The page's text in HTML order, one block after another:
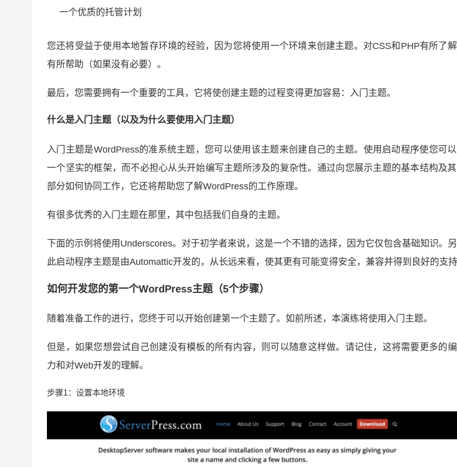
一个优质的托管计划
您还将受益于使用本地暂存环境的经验，因为您将使用一个环境来创建主题。对CSS和 PHP有所了
有所帮助（如果没有必要）。
最后，您需要拥有一个重要的工具，它将使创建主题的过程变得更加容易：入门主题。
什么是入门主题（以及为什么要使用入门主题）
入门主题是WordPress的准系统主题，您可以使用该主题来创建自己的主题。使用启动程序使您可
一个坚实的框架，而不必担心从头开始编写主题所涉及的复杂性。通过向您展示主题的基本结构及
部分如何协同工作，它还将帮助您了解WordPress的工作原理。
有很多优秀的入门主题在那里，其中包括我们自身的主题。
下面的示例将使用Underscores。对于初学者来说，这是一个不错的选择，因为它仅包含基础知识。
此启动程序主题是由Automattic开发的，从长远来看，使其更有可能变得安全，兼容并得到良好的支
如何开发您的第一个WordPress主题（5个步骤）
随着准备工作的进行，您终于可以开始创建第一个主题了。如前所述，本演练将使用入门主题。
但是，如果您想尝试 自 己创建没有模板的所有内容，则可以随意这样做。请记住，这将需要更多的
力和对Web开发的理解。
步骤1：设置本地环境